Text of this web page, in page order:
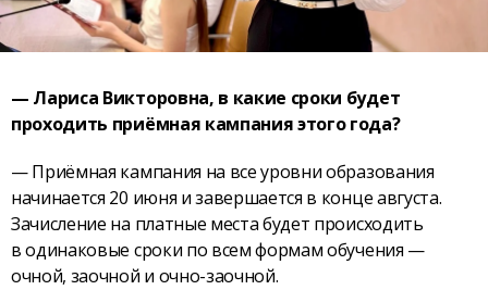
— Лариса Викторовна, в какие сроки будет
проходить приёмная кампания этого года?
— Приёмная кампания на все уровни образования
начинается 20 июня и завершается в конце августа.
Зачисление на платные места будет происходить
в одинаковые сроки по всем формам обучения —
очной, заочной и очно-заочной.